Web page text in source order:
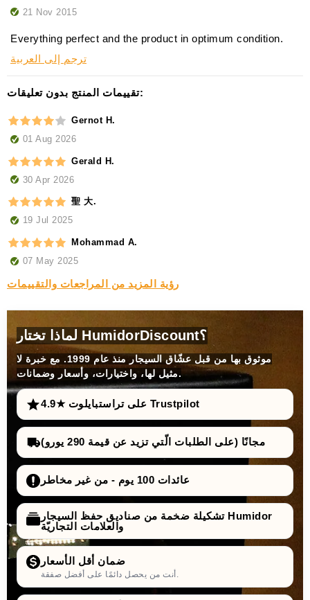
21 Nov 2015
Everything perfect and the product in optimum condition.
ترجم إلى العربية
تقييمات المنتج بدون تعليقات:
Gernot H.
01 Aug 2026
Gerald H.
30 Apr 2026
聖 大.
19 Jul 2025
Mohammad A.
07 May 2025
رؤية المزيد من المراجعات والتقييمات
لماذا تختار HumidorDiscount؟
موثوق بها من قبل عشّاق السيجار منذ عام 1999. مع خبرة لا
مثيل لها، واختيارات، وأسعار وضمانات.
4.9★ على تراستبايلوت Trustpilot
مجانًا (على الطلبات الّتي تزيد عن قيمة 290 يورو)
عائدات 100 يوم - من غير مخاطر
تشكيلة ضخمة من صناديق حفظ السيجار Humidor
والعلامات التجاريّة
ضمان أقل الأسعار